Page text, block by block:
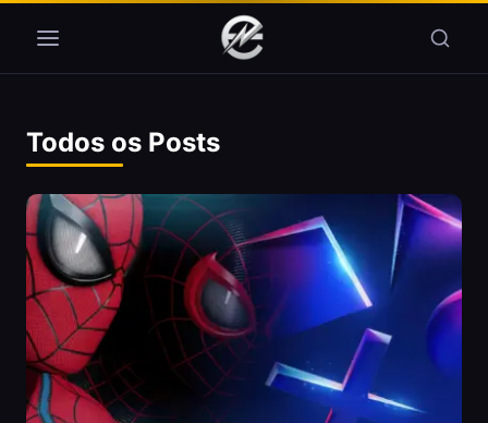
Todos os Posts